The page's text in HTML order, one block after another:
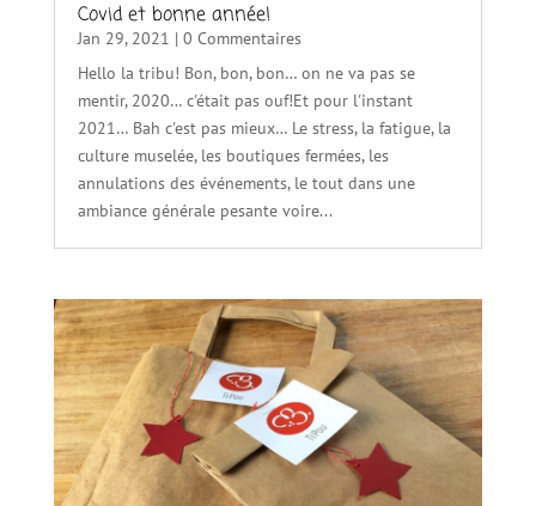
Covid et bonne année!
Jan 29, 2021 | 0 Commentaires
Hello la tribu! Bon, bon, bon… on ne va pas se
mentir, 2020… c'était pas ouf!Et pour l'instant
2021… Bah c'est pas mieux… Le stress, la fatigue, la
culture muselée, les boutiques fermées, les
annulations des événements, le tout dans une
ambiance générale pesante voire...